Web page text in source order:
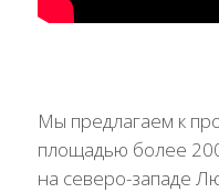
Мы предлагаем к
площадью более
на северо-западе